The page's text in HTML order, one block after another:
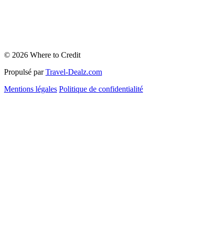
© 2026 Where to Credit
Propulsé par Travel-Dealz.com
Mentions légales Politique de confidentialité